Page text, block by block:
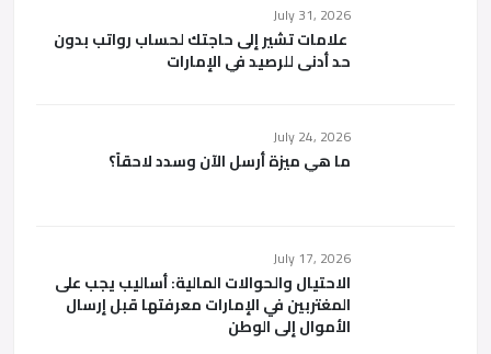
July 31, 2026
علامات تشير إلى حاجتك لحساب رواتب بدون
حد أدنى للرصيد في الإمارات
July 24, 2026
ما هي ميزة أرسل الآن وسدد لاحقاً؟
July 17, 2026
الاحتيال والحوالات المالية: أساليب يجب على
المغتربين في الإمارات معرفتها قبل إرسال
الأموال إلى الوطن